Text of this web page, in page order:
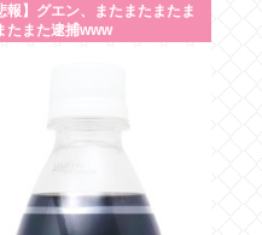
報】グエン、またまたまたま
たまた逮捕www